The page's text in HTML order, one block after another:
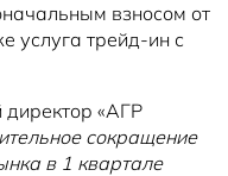
взносом от
услуга трейд-ин с
«АГР
сокращение
в 1 квартале